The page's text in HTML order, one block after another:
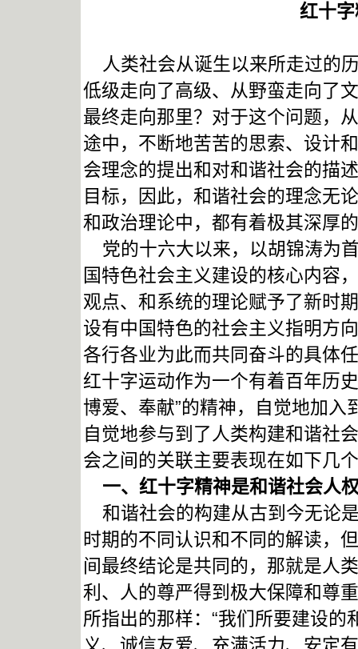
红十
人类社会从诞生以来所走过的
低级走向了高级、从野蛮走向了
最终走向那里？对于这个问题，
途中，不断地苦苦的思索、设计
会理念的提出和对和谐社会的描
目标，因此，和谐社会的理念无
和政治理论中，都有着极其深厚
党的十六大以来，以胡锦涛为
国特色社会主义建设的核心内容
观点、和系统的理论赋予了新时
设有中国特色的社会主义指明方
各行各业为此而共同奋斗的具体
红十字运动作为一个有着百年历
博爱、奉献”的精神，自觉地加
自觉地参与到了人类构建和谐社
会之间的关联主要表现在如下几
一、红十字精神是和谐社会人
和谐社会的构建从古到今无论
时期的不同认识和不同的解读，
间最终结论是共同的，那就是人
利、人的尊严得到极大保障和尊
所指出的那样：“我们所要建设